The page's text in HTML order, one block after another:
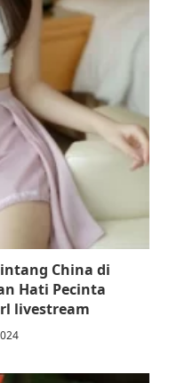
China di
Hati Pecinta
livestream